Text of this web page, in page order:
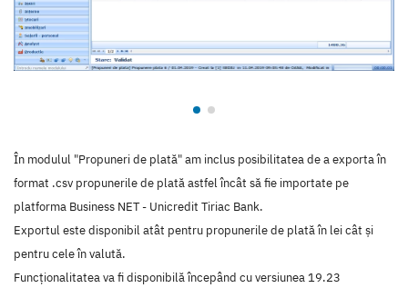
În modulul "Propuneri de plată" am inclus posibilitatea de a exporta în
format .csv propunerile de plată astfel încât să fie importate pe
platforma Business NET - Unicredit Tiriac Bank.
Exportul este disponibil atât pentru propunerile de plată în lei cât și
pentru cele în valută.
Funcționalitatea va fi disponibilă începând cu versiunea 19.23